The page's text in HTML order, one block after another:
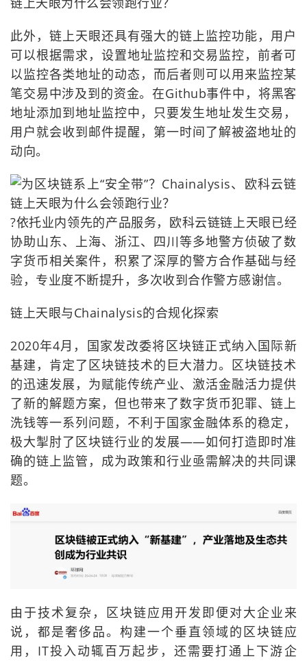
此外，链上天眼还具有强大的链上监控功能，用户
可以根据需求，设置地址监控和交易监控，前者可
以监控各类地址的动态，而后者则可以用来监控某
笔交易中涉及到的资金。在Github事件中，将黑客
地址添加到地址监控中，只要发生地址发生交易，
用户就会收到邮件提醒，第一时间了解被盗地址的
动向。
?依托业内领先的产品服务，欧科云链链上天眼已经
协助山东、上海、浙江、四川等多地警方侦破了数
字货币相关案件，积累了深厚的警方合作基础与经
验，专业度不断提升，多次收到合作警方感谢信。
链上天眼与Chainalysis的合规化探索
2020年4月，国家发改委将区块链正式纳入国际新
基建，肯定了区块链技术的巨大潜力。区块链技术
的迅速发展，为赋能传统产业、激活金融活力提供
了新的解题方案，但也带来了数字货币犯罪、链上
洗钱等一系列问题，不利于国家金融体系的稳定，
极大掣肘了区块链行业的发展——如何打造即时准
确的链上监管，成为政策和行业亟需解决的共同课
题。
由于技术复杂，区块链应用开发即便对大企业来
说，都是奢侈品。构建一个垂直领域的区块链应
用，IT投入动辄百万起步，还需要打通上下游企